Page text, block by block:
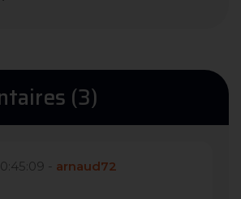
(3)
- arnaud72